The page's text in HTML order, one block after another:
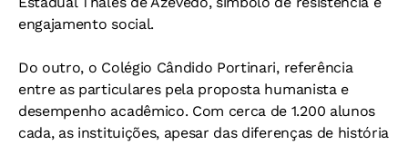
engajamento social.
Do outro, o Colégio Cândido Portinari, referência
entre as particulares pela proposta humanista e
desempenho acadêmico. Com cerca de 1.200 alunos
cada, as instituições, apesar das diferenças de história